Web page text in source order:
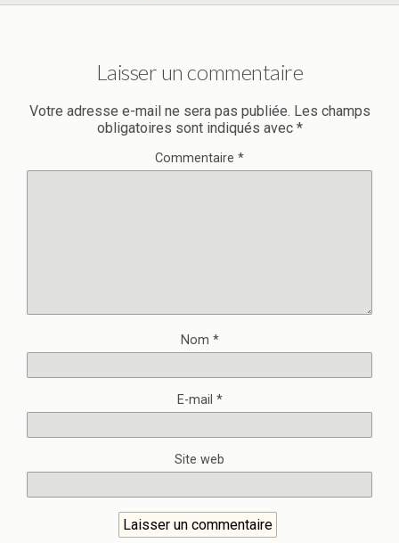
Laisser un commentaire
Votre adresse e-mail ne sera pas publiée. Les champs
obligatoires sont indiqués avec *
Commentaire *
Nom *
E-mail *
Site web